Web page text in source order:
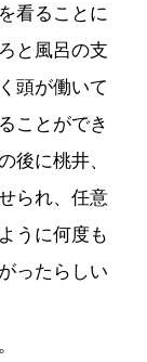
看ることに
と風呂の支
頭が働いて
ことができ
後に桃井、
られ、任意
うに何度も
ったらしい